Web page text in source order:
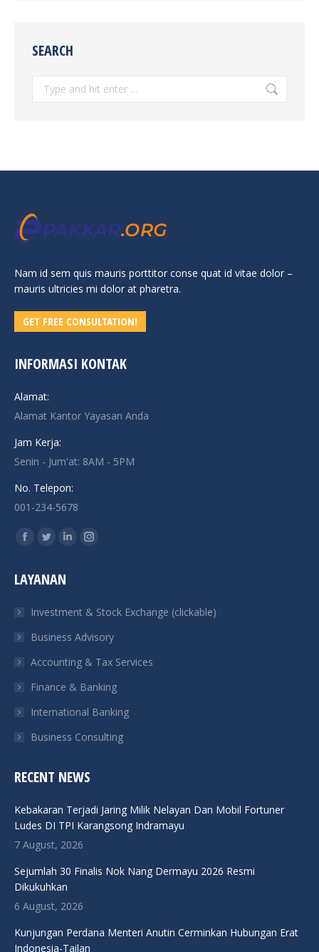
SEARCH
Search:
Nam id sem quis mauris porttitor conse quat id vitae dolor –
mauris ultricies mi dolor at pharetra.
GET FREE CONSULTATION!
INFORMASI KONTAK
Alamat:
Alamat Kantor Yayasan Anda
Jam Kerja:
Senin - Jum'at: 8AM - 5PM
No. Telepon:
001-234-5678
Find us on:
Facebook
opens
new
window
Twitter
opens
new
window
Linkedin
new
window
Instagram
new
window
LAYANAN
Investment & Stock Exchange (clickable)
Business Advisory
Accounting & Tax Services
Finance & Banking
International Banking
Business Consulting
RECENT NEWS
Kebakaran Terjadi Jaring Milik Nelayan Dan Mobil Fortuner
Ludes DI TPI Karangsong Indramayu
7 August, 2026
Sejumlah 30 Finalis Nok Nang Dermayu 2026 Resmi
Dikukuhkan
6 August, 2026
Kunjungan Perdana Menteri Anutin Cerminkan Hubungan Erat
Indonesia-Tailan